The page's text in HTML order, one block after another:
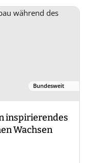
Bundesweit
inspirierendes
Wachsen